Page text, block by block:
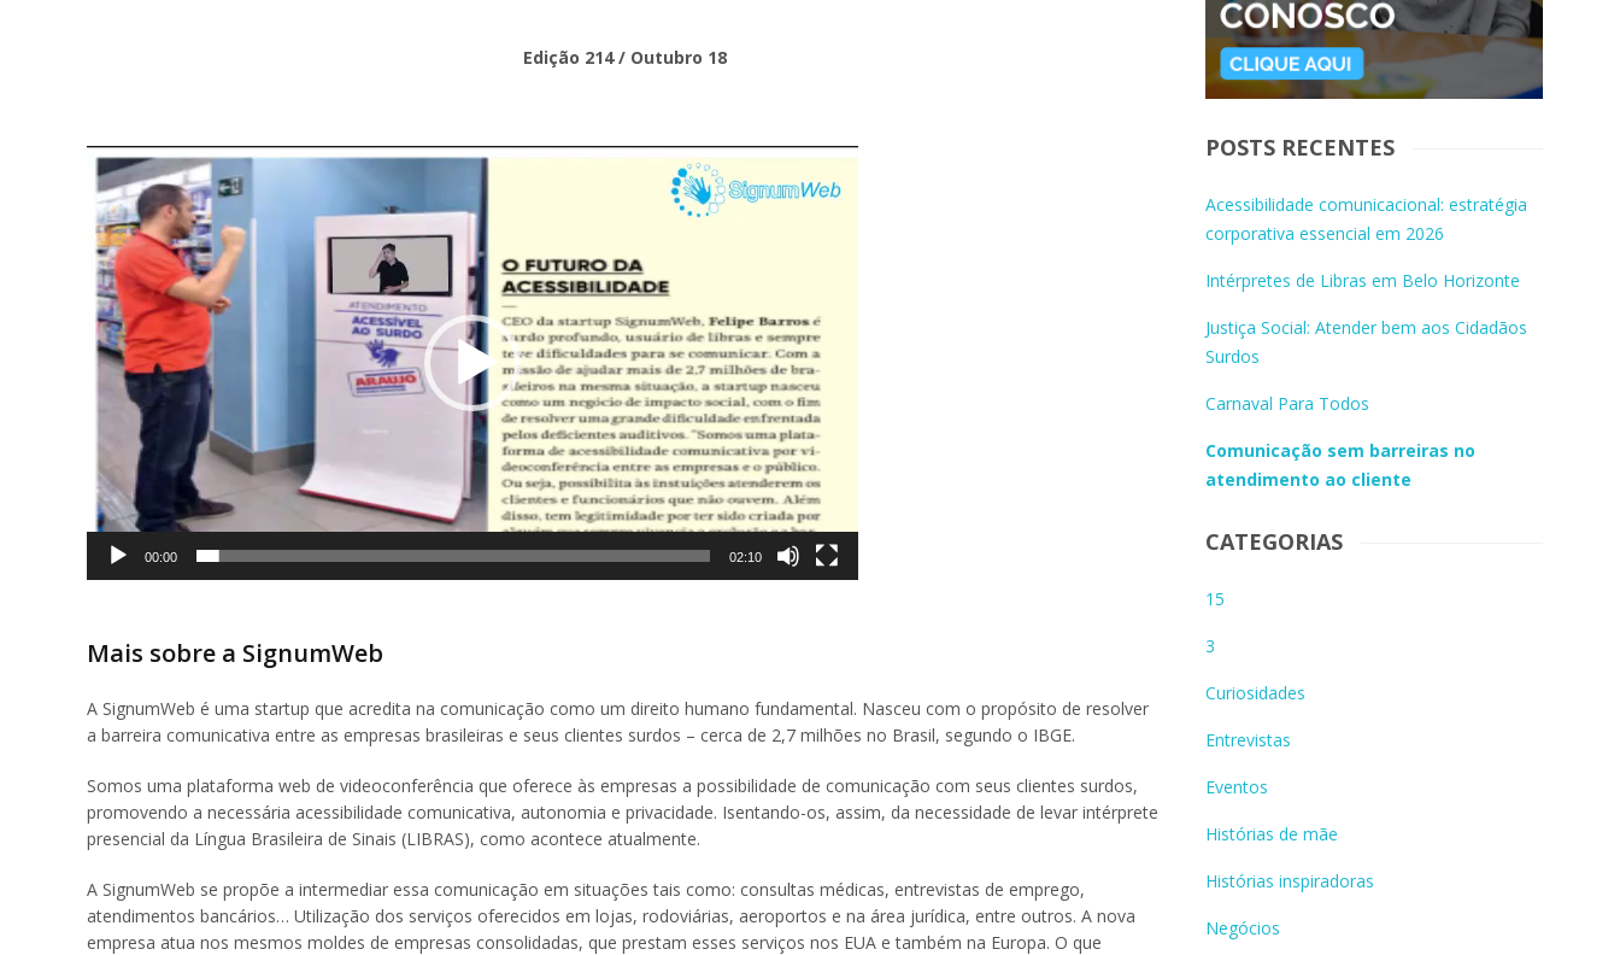
Edição 214 / Outubro 18
Tocador
de
vídeo
00:00 02:10
Mais sobre a SignumWeb
A SignumWeb é uma startup que acredita na comunicação como um direito humano fundamental. Nasceu com o propósito de resolver
a barreira comunicativa entre as empresas brasileiras e seus clientes surdos – cerca de 2,7 milhões no Brasil, segundo o IBGE.
Somos uma plataforma web de videoconferência que oferece às empresas a possibilidade de comunicação com seus clientes surdos,
promovendo a necessária acessibilidade comunicativa, autonomia e privacidade. Isentando-os, assim, da necessidade de levar intérprete
presencial da Língua Brasileira de Sinais (LIBRAS), como acontece atualmente.
A SignumWeb se propõe a intermediar essa comunicação em situações tais como: consultas médicas, entrevistas de emprego,
atendimentos bancários… Utilização dos serviços oferecidos em lojas, rodoviárias, aeroportos e na área jurídica, entre outros. A nova
empresa atua nos mesmos moldes de empresas consolidadas, que prestam esses serviços nos EUA e também na Europa. O que
POSTS RECENTES
Acessibilidade comunicacional: estratégia
corporativa essencial em 2026
Intérpretes de Libras em Belo Horizonte
Justiça Social: Atender bem aos Cidadãos
Surdos
Carnaval Para Todos
Comunicação sem barreiras no
atendimento ao cliente
CATEGORIAS
15
3
Curiosidades
Entrevistas
Eventos
Histórias de mãe
Histórias inspiradoras
Negócios